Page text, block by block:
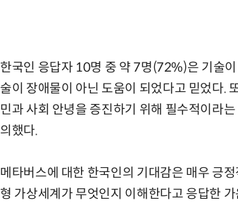
한국인 응답자 10명 중 약 7명(72%)은 기술
술이 장애물이 아닌 도움이 되었다고 믿었다.
민과 사회 안녕을 증진하기 위해 필수적이라
의했다.
메타버스에 대한 한국인의 기대감은 매우 긍
형 가상세계가 무엇인지 이해한다고 응답한